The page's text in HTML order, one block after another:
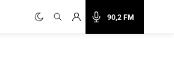
90,2 FM